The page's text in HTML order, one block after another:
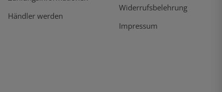
Händler werden
Widerrufsbelehrung
Impressum